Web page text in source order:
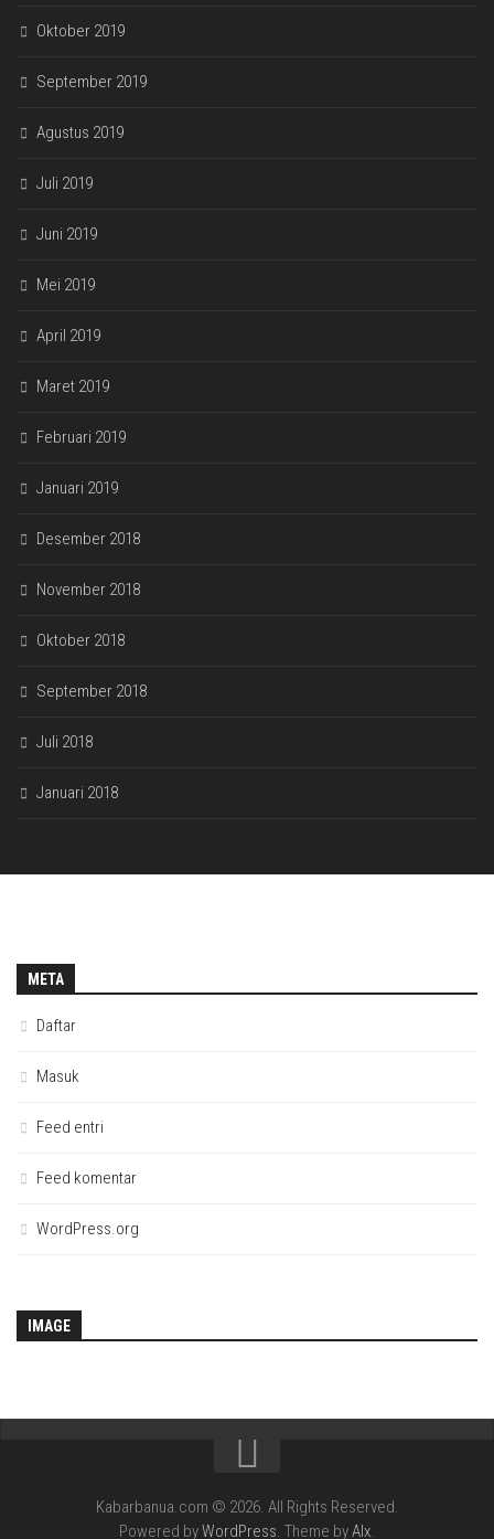
Oktober 2019
September 2019
Agustus 2019
Juli 2019
Juni 2019
Mei 2019
April 2019
Maret 2019
Februari 2019
Januari 2019
Desember 2018
November 2018
Oktober 2018
September 2018
Juli 2018
Januari 2018
META
Daftar
Masuk
Feed entri
Feed komentar
WordPress.org
IMAGE
Kabarbanua.com © 2026. All Rights Reserved.
Powered byWordPress. Theme byAlx.